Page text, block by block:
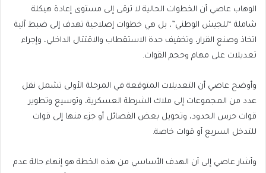
الوهاب عاصي أن الخطوات الحالية لا ترقى إلى مستوى إعادة هيكلة
شاملة “للجيش الوطني”، بل هي خطوات إصلاحية تهدف إلى ضبط آلية
اتخاذ وصنع القرار، وتخفيف حدة الاستقطاب والاقتتال الداخلي، وإجراء
تعديلات على مهام وحجم القوات.
وأوضح عاصي أن التعديلات المتوقعة في المرحلة الأولى تشمل نقل
عدد من المجموعات إلى ملاك الشرطة العسكرية، وتوسيع وتطوير
قوات حرس الحدود، وتحويل بعض الفصائل أو جزء منها إلى قوات
للتدخل السريع أو قوات خاصة.
وأشار عاصي إلى أن الهدف الأساسي من هذه الخطة هو إنهاء حالة عدم